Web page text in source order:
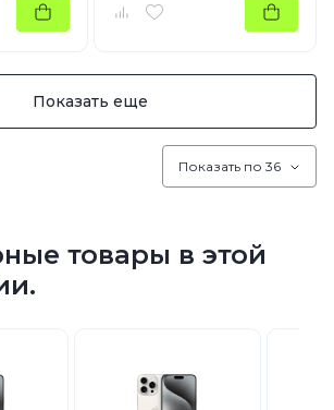
Показать еще
Показать по 36
товары в этой